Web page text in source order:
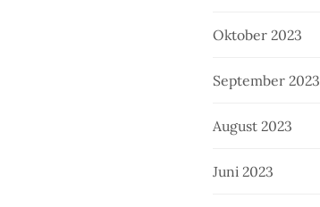
Oktober 2023
September 2023
August 2023
Juni 2023